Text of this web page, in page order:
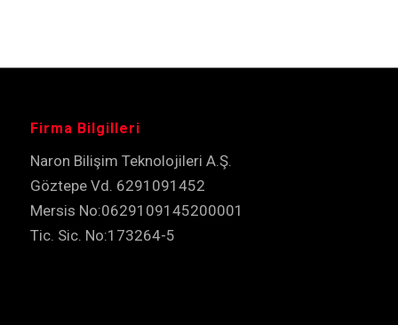
Firma Bilgilleri
Naron Bilişim Teknolojileri A.Ş.
Göztepe Vd. 6291091452
Mersis No:0629109145200001
Tic. Sic. No:173264-5